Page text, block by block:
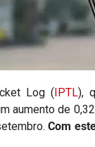
Log (IPTL),
aumento de
Com